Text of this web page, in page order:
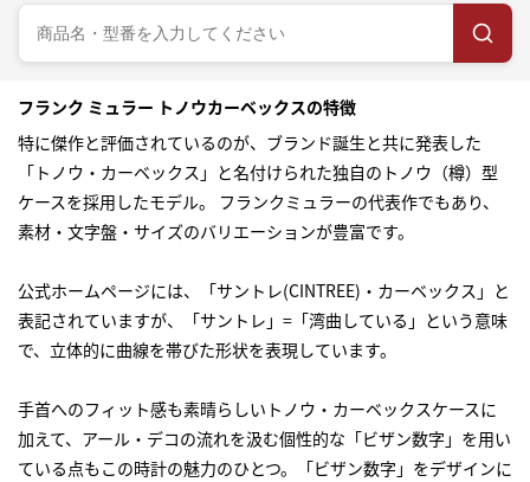
フランク ミュラー トノウカーベックスの特徴
特に傑作と評価されているのが、ブランド誕生と共に発表した
「トノウ・カーベックス」と名付けられた独自のトノウ（樽）型
ケースを採用したモデル。 フランクミュラーの代表作でもあり、
素材・文字盤・サイズのバリエーションが豊富です。
公式ホームページには、「サントレ(CINTREE)・カーベックス」と
表記されていますが、「サントレ」=「湾曲している」という意味
で、立体的に曲線を帯びた形状を表現しています。
手首へのフィット感も素晴らしいトノウ・カーベックスケースに
加えて、アール・デコの流れを汲む個性的な「ビザン数字」を用い
ている点もこの時計の魅力のひとつ。「ビザン数字」をデザインに